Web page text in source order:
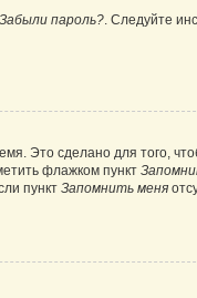
Забыли пароль?. Следуйте
Это сделано для того,
флажком пункт
пункт Запомнить меня